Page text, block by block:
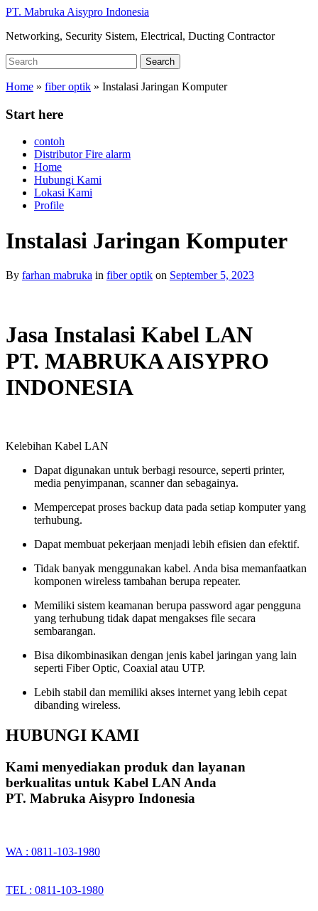
Skip
main
PT. Mabruka Aisypro Indonesia
Networking, Security Sistem, Electrical, Ducting Contractor
Search
for:
Search
Home » fiber optik » Instalasi Jaringan Komputer
Start here
contoh
Distributor Fire alarm
Home
Hubungi Kami
Lokasi Kami
Profile
Instalasi Jaringan Komputer
By farhan mabruka in fiber optik on September 5, 2023
Jasa Instalasi Kabel LAN
PT. MABRUKA AISYPRO
INDONESIA
Kelebihan Kabel LAN
Dapat digunakan untuk berbagi resource, seperti printer,
media penyimpanan, scanner dan sebagainya.
Mempercepat proses backup data pada setiap komputer yang
terhubung.
Dapat membuat pekerjaan menjadi lebih efisien dan efektif.
Tidak banyak menggunakan kabel. Anda bisa memanfaatkan
komponen wireless tambahan berupa repeater.
Memiliki sistem keamanan berupa password agar pengguna
yang terhubung tidak dapat mengakses file secara
sembarangan.
Bisa dikombinasikan dengan jenis kabel jaringan yang lain
seperti Fiber Optic, Coaxial atau UTP.
Lebih stabil dan memiliki akses internet yang lebih cepat
dibanding wireless.
HUBUNGI KAMI
Kami menyediakan produk dan layanan
berkualitas untuk Kabel LAN Anda
PT. Mabruka Aisypro Indonesia
WA : 0811-103-1980
TEL : 0811-103-1980